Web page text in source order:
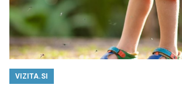
VIZITA.SI